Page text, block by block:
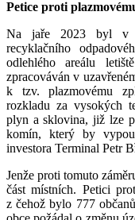
Petice proti
Na jaře 2023 byl v
recyklačního
odlehlého areálu
zpracováván v
k tzv. plazmovému
rozkladu za vysokých
plyn a sklovina, již lze
komín, který by
investora Terminal Petr
Jenže proti tomuto
část místních. Petici
z čehož bylo 777